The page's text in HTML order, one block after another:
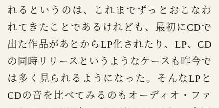
れるというのは、これまでずっとおこなわ
れてきたことであるけれども、最初にCDで
出た作品があとからLP化されたり、LP、CD
の同時リリースというようなケースも昨今で
は多く見られるようになった。そんなLPと
CDの音を比べてみるのもオーディオ・ファ